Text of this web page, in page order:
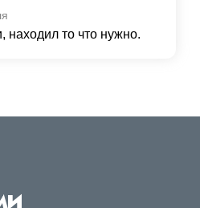
находил то что нужно.